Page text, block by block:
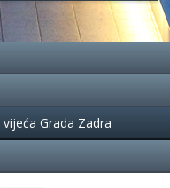
Grada Zadra